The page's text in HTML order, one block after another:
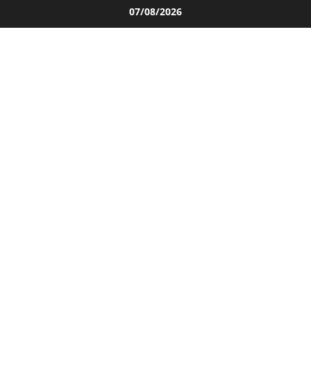
al
07/08/2026